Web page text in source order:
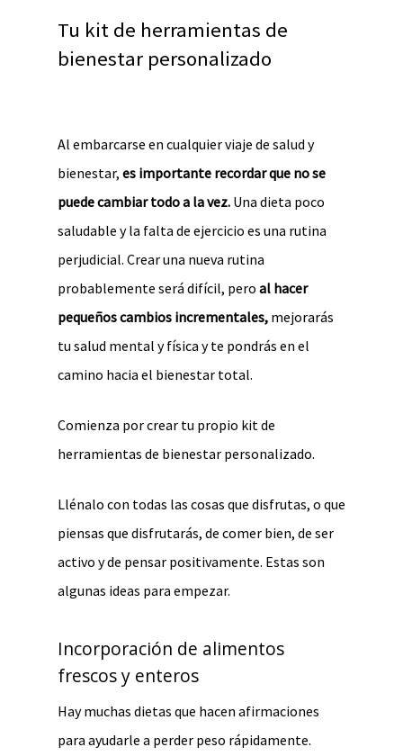
Tu kit de herramientas de
bienestar personalizado
Al embarcarse en cualquier viaje de salud y
bienestar, es importante recordar que no se
puede cambiar todo a la vez. Una dieta poco
saludable y la falta de ejercicio es una rutina
perjudicial. Crear una nueva rutina
probablemente será difícil, pero al hacer
pequeños cambios incrementales, mejorarás
tu salud mental y física y te pondrás en el
camino hacia el bienestar total.
Comienza por crear tu propio kit de
herramientas de bienestar personalizado.
Llénalo con todas las cosas que disfrutas, o que
piensas que disfrutarás, de comer bien, de ser
activo y de pensar positivamente. Estas son
algunas ideas para empezar.
Incorporación de alimentos
frescos y enteros
Hay muchas dietas que hacen afirmaciones
para ayudarle a perder peso rápidamente.